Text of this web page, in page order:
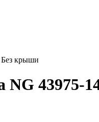
крыши
NG 43975-